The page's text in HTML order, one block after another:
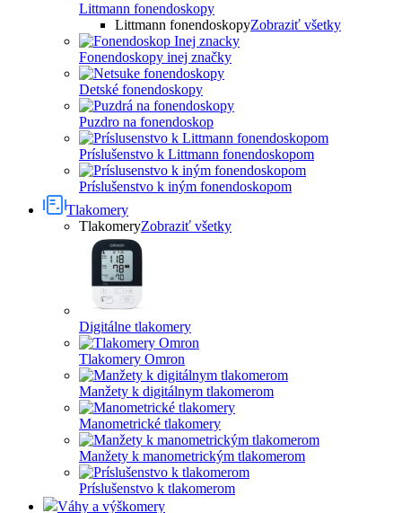
Littmann fonendoskopy
Littmann fonendoskopyZobraziť všetky
Fonendoskopy inej značky
Detské fonendoskopy
Puzdro na fonendoskop
Príslušenstvo k Littmann fonendoskopom
Príslušenstvo k iným fonendoskopom
Tlakomery
TlakomeryZobraziť všetky
Digitálne tlakomery
Tlakomery Omron
Manžety k digitálnym tlakomerom
Manometrické tlakomery
Manžety k manometrickým tlakomerom
Príslušenstvo k tlakomerom
Váhy a výškomery